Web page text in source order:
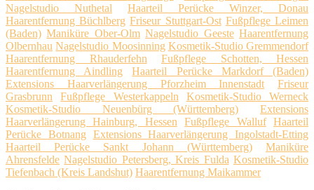
Nagelstudio Nuthetal
Haarteil Perücke Winzer, Donau
Haarentfernung Büchlberg Friseur Stuttgart-Ost Fußpflege Leimen
(Baden) Maniküre Ober-Olm Nagelstudio Geeste Haarentfernung
Olbernhau Nagelstudio Moosinning Kosmetik-Studio Gremmendorf
Haarentfernung Rhauderfehn
Fußpflege Schotten, Hessen
Haarentfernung Aindling
Haarteil Perücke Markdorf (Baden)
Extensions Haarverlängerung Pforzheim Innenstadt
Friseur
Grasbrunn
Fußpflege Westerkappeln
Kosmetik-Studio Werneck
Kosmetik-Studio Neuenbürg (Württemberg)
Extensions
Haarverlängerung Hainburg, Hessen
Fußpflege Walluf
Haarteil
Perücke Botnang
Extensions Haarverlängerung Ingolstadt-Etting
Haarteil Perücke Sankt Johann (Württemberg)
Maniküre
Ahrensfelde Nagelstudio Petersberg, Kreis Fulda Kosmetik-Studio
Tiefenbach (Kreis Landshut) Haarentfernung Maikammer